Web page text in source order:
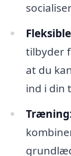
tilbyder
at du
ind i din